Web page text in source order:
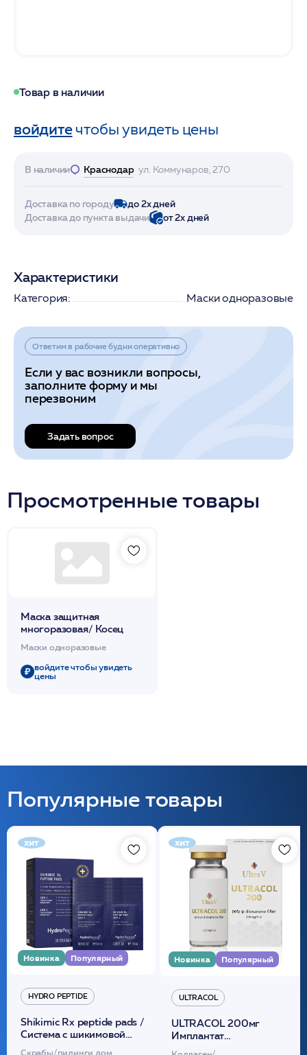
Товар в наличии
войдитечтобы увидеть цены
В наличии Краснодар ул. Коммунаров, 270
Доставка по городу
до 2х дней
Доставка до пункта выдачи
от 2х дней
Характеристики
Категория: Маски одноразовые
Ответим в рабочие будни оперативно
Если у вас возникли вопросы,
заполните форму и мы
перезвоним
Задать вопрос
Просмотренные товары
Маска защитная
многоразовая/ Косец
Маски одноразовые
войдите чтобы увидеть
цены
Популярные товары
хит
Новинка Популярный
HYDRO PEPTIDE
Shikimic Rx peptide pads /
Cистема с шикимовой
кислотой обновляющая
Скрабы/пилинги дом.
хит
Новинка Популярный
ULTRACOL
ULTRACOL 200мг
Имплантат
внутридермальный,